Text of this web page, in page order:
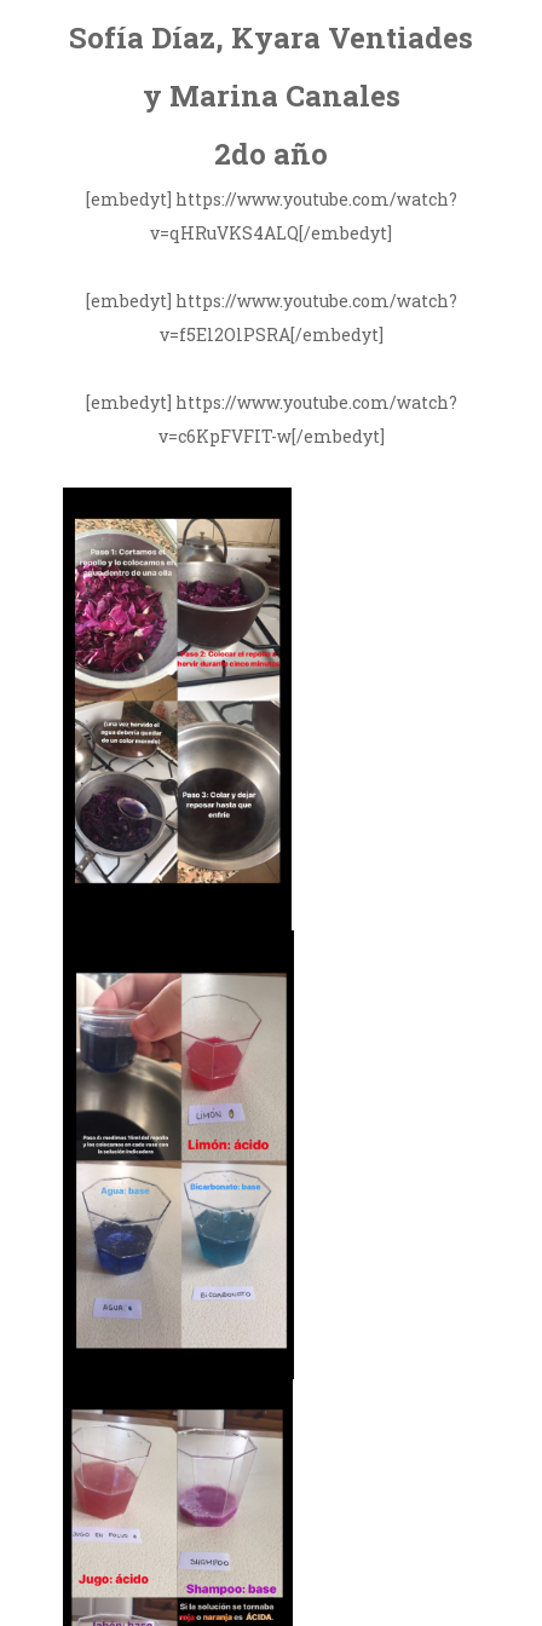
Sofía Díaz, Kyara Ventiades
y Marina Canales
2do año
[embedyt] https://www.youtube.com/watch?
v=qHRuVKS4ALQ[/embedyt]
[embedyt] https://www.youtube.com/watch?
v=f5El2OlPSRA[/embedyt]
[embedyt] https://www.youtube.com/watch?
v=c6KpFVFIT-w[/embedyt]